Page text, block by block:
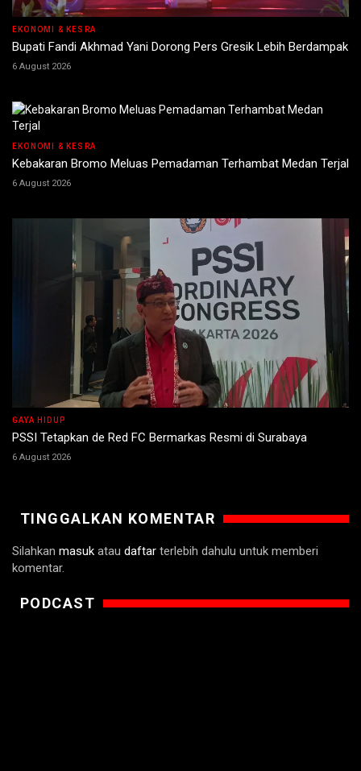
EKONOMI & KESRA
Bupati Fandi Akhmad Yani Dorong Pers Gresik Lebih Berdampak
6 August 2026
EKONOMI & KESRA
Kebakaran Bromo Meluas Pemadaman Terhambat Medan Terjal
6 August 2026
GAYA HIDUP
PSSI Tetapkan de Red FC Bermarkas Resmi di Surabaya
6 August 2026
TINGGALKAN KOMENTAR
Silahkan masuk atau daftar terlebih dahulu untuk memberi
komentar.
PODCAST